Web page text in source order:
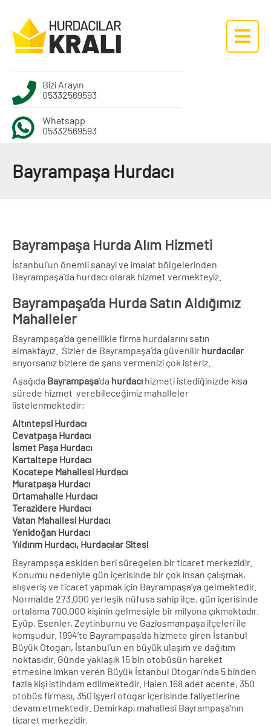
Bizi Arayın
05332569593
Whatsapp
05332569593
Bayrampaşa Hurdacı
Bayrampaşa Hurda Alım Hizmeti
İstanbul’un önemli sanayi ve imalat bölgelerinden
Bayrampaşa’da hurdacı olarak hizmet vermekteyiz.
Bayrampaşa’da Hurda Satın Aldığımız
Mahalleler
Bayrampaşa’da genellikle firma hurdalarını satın
almaktayız. Sizler de Bayrampaşa’da güvenilir hurdacılar
arıyorsanız bizlere de şans vermenizi çok isteriz.
Aşağıda Bayrampaşa‘da hurdacı hizmeti istediğinizde kısa
sürede hizmet verebileceğimiz mahalleler
listelenmektedir;
Altıntepsi Hurdacı
Cevatpaşa Hurdacı
İsmet Paşa Hurdacı
Kartaltepe Hurdacı
Kocatepe Mahallesi Hurdacı
Muratpaşa Hurdacı
Ortamahalle Hurdacı
Terazidere Hurdacı
Vatan Mahallesi Hurdacı
Yenidoğan Hurdacı
Yıldırım Hurdacı, Hurdacılar Sitesi
Bayrampaşa eskiden beri süregelen bir ticaret merkezidir.
Konumu nedeniyle gün içerisinde bir çok insan çalışmak,
alışveriş ve ticaret yapmak için Bayrampaşa’ya gelmektedir.
Normalde 273.000 yerleşik nüfusa sahip ilçe, gün içerisinde
ortalama 700.000 kişinin gelmesiyle bir milyona çıkmaktadır.
Eyüp, Esenler, Zeytinburnu ve Gaziosmanpaşa ilçeleri ile
komşudur. 1994’te Bayrampaşa’da hizmete giren İstanbul
Büyük Otogarı, İstanbul’un en büyük ulaşım ve dağıtım
noktasıdır. Günde yaklaşık 15 bin otobüsün hareket
etmesine imkan veren Büyük İstanbul Otogarı’nda 5 binden
fazla kişi istihdam edilmektedir. Halen 168 adet acente, 350
otobüs firması, 350 işyeri otogar içerisinde faliyetlerine
devam etmektedir. Demirkapı mahallesi Bayrampaşa’nın
ticaret merkezidir.